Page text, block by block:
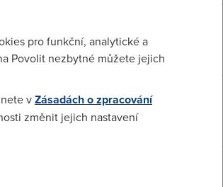
pro funkční, analytické a
Povolit nezbytné můžete jejich
vZásadách o zpracování
změnit jejich nastavení